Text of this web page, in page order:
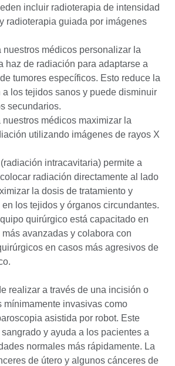
incluir radioterapia de intensidad
radioterapia guiada por imágenes
nuestros médicos personalizar la
haz de radiación para adaptarse a
tumores específicos. Esto reduce la
los tejidos sanos y puede disminuir
secundarios.
nuestros médicos maximizar la
utilizando imágenes de rayos X
(radiación intracavitaria) permite a
radiación directamente al lado
la dosis de tratamiento y
los tejidos y órganos circundantes.
quirúrgico está capacitado en
avanzadas y colabora con
en casos más agresivos de
realizar a través de una incisión o
mínimamente invasivas como
asistida por robot. Este
y ayuda a los pacientes a
normales más rápidamente. La
de útero y algunos cánceres de